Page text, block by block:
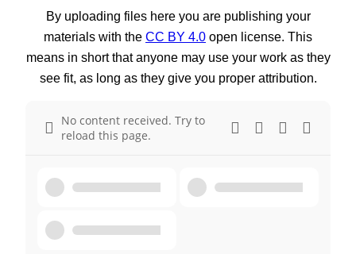
By uploading files here you are publishing your
materials with the CC BY 4.0 open license. This
means in short that anyone may use your work as they
see fit, as long as they give you proper attribution.
No content received. Try to
reload this page.